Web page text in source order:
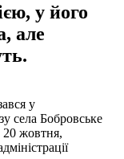
у його
але
у
села Бобровське
20 жовтня,